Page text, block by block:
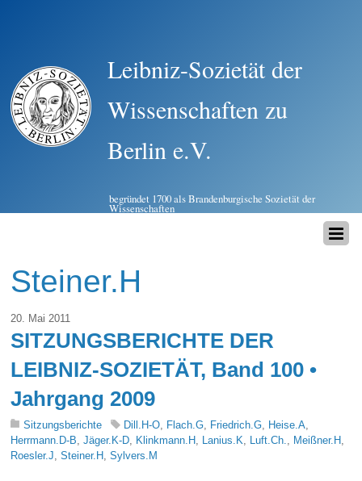
Leibniz-Sozietät der
Wissenschaften zu
Berlin e.V.
begründet 1700 als Brandenburgische Sozietät der
Wissenschaften
Steiner.H
20. Mai 2011
SITZUNGSBERICHTE DER
LEIBNIZ-SOZIETÄT, Band 100 •
Jahrgang 2009
Sitzungsberichte Dill.H-O, Flach.G, Friedrich.G, Heise.A,
Herrmann.D-B,Jäger.K-D, Klinkmann.H , Lanius.K, Luft.Ch., Meißner.H ,
Roesler.J,Steiner.H ,Sylvers.M